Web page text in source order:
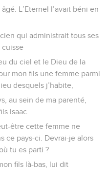
L’Eternel l’avait béni en
qui administrait tous ses
cuisse
du ciel et le Dieu de la
mon fils une femme parmi
desquels j’habite,
au sein de ma parenté,
Isaac.
être cette femme ne
ce pays-ci. Devrai-je alors
tu es parti ?
fils là-bas, lui dit